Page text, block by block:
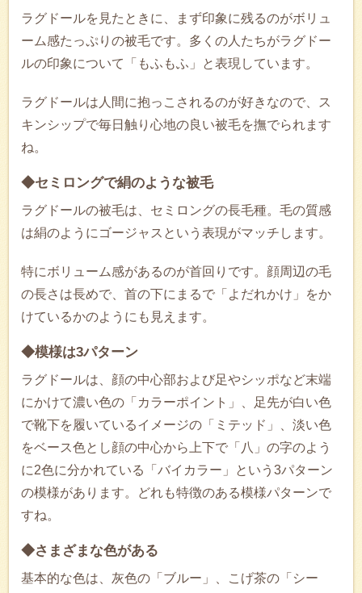
ラグドールを見たときに、まず印象に残るのがボリュ
ーム感たっぷりの被毛です。多くの人たちがラグドー
ルの印象について「もふもふ」と表現しています。
ラグドールは人間に抱っこされるのが好きなので、ス
キンシップで毎日触り心地の良い被毛を撫でられます
ね。
◆セミロングで絹のような被毛
ラグドールの被毛は、セミロングの長毛種。毛の質感
は絹のようにゴージャスという表現がマッチします。
特にボリューム感があるのが首回りです。顔周辺の毛
の長さは長めで、首の下にまるで「よだれかけ」をか
けているかのようにも見えます。
◆模様は3パターン
ラグドールは、顔の中心部および足やシッポなど末端
にかけて濃い色の「カラーポイント」、足先が白い色
で靴下を履いているイメージの「ミテッド」、淡い色
をベース色とし顔の中心から上下で「八」の字のよう
に2色に分かれている「バイカラー」という3パターン
の模様があります。どれも特徴のある模様パターンで
すね。
◆さまざまな色がある
基本的な色は、灰色の「ブルー」、こげ茶の「シー